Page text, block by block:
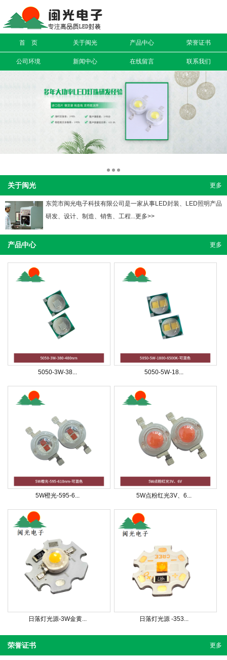
首 页 关于闽光 产品中心 荣誉证书
公司环境 新闻中心 在线留言 联系我们
更多
关于闽光
东莞市闽光电子科技有限公司是一家从事LED封装、LED照明产品
研发、设计、制造、销售、工程...更多>>
更多
产品中心
5050-3W-38... 5050-5W-18...
5W橙光-595-6... 5W点粉红光3V、6...
日落灯光源-3W金黄... 日落灯光源 -353...
更多
荣誉证书
信息搜索
搜索